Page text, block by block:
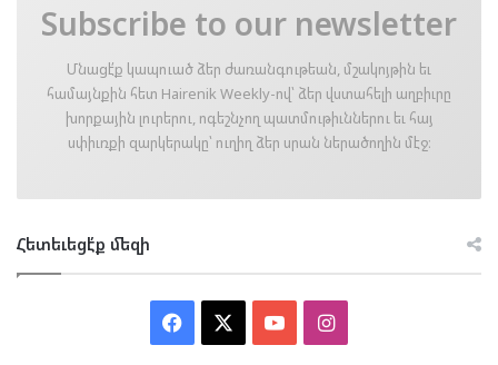
Subscribe to our newsletter
Մնացէ՛ք կապուած ձեր ժառանգութեան, մշակոյթին եւ
համայնքին հետ Hairenik Weekly-ով՝ ձեր վստահելի աղբիւրը
խորքային լուրերու, ոգեշնչող պատմութիւններու եւ հայ
սփիւռքի զարկերակը՝ ուղիղ ձեր սրան ներածողին մէջ։
Հետեւեցէ՛ք մեզի
Facebook YouTubeInstagram